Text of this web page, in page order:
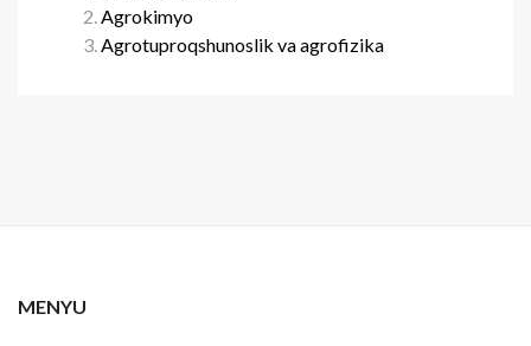
Agrokimyo
Agrotuproqshunoslik va agrofizika
MENYU